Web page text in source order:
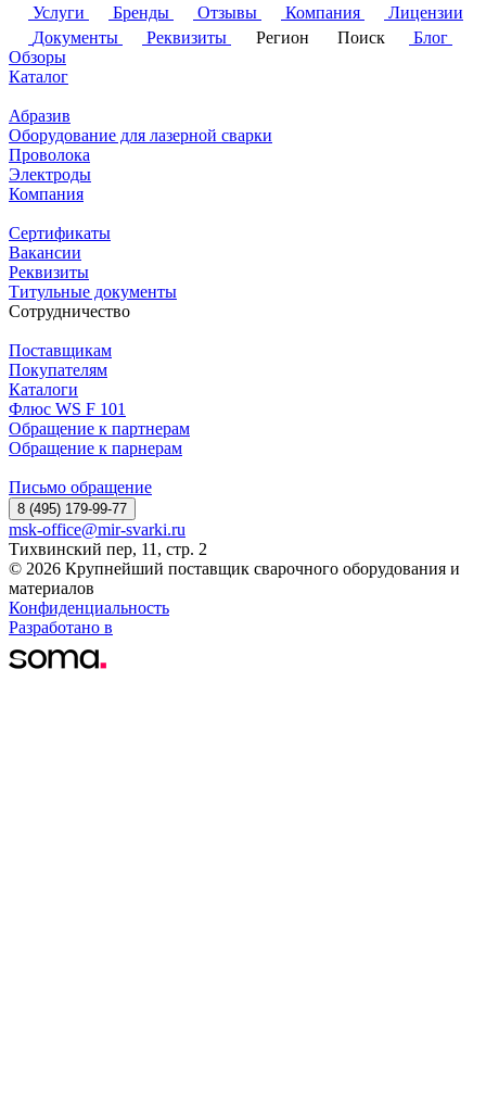
Услуги
Бренды Отзывы Компания
Лицензии
Документы
Реквизиты Регион Поиск
Блог
Обзоры
Каталог
Абразив
Оборудование для лазерной сварки
Проволока
Электроды
Компания
Сертификаты
Вакансии
Реквизиты
Титульные документы
Сотрудничество
Поставщикам
Покупателям
Каталоги
Флюс WS F 101
Обращение к партнерам
Обращение к парнерам
Письмо обращение
8 (495) 179-99-77
msk-office@mir-svarki.ru
Тихвинский пер, 11, стр. 2
© 2026 Крупнейший поставщик сварочного оборудования и
материалов
Конфиденциальность
Разработано в